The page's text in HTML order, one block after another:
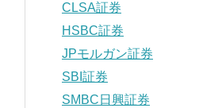
CLSA証券
HSBC証券
JPモルガン証券
SBI証券
SMBC日興証券